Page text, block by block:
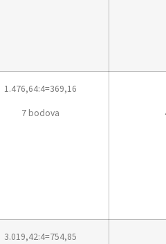
1.476,64:4=369,16
7 bodova
3.019,42:4=754,85